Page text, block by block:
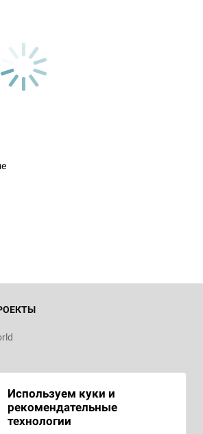
Используем куки и
рекомендательные
технологии